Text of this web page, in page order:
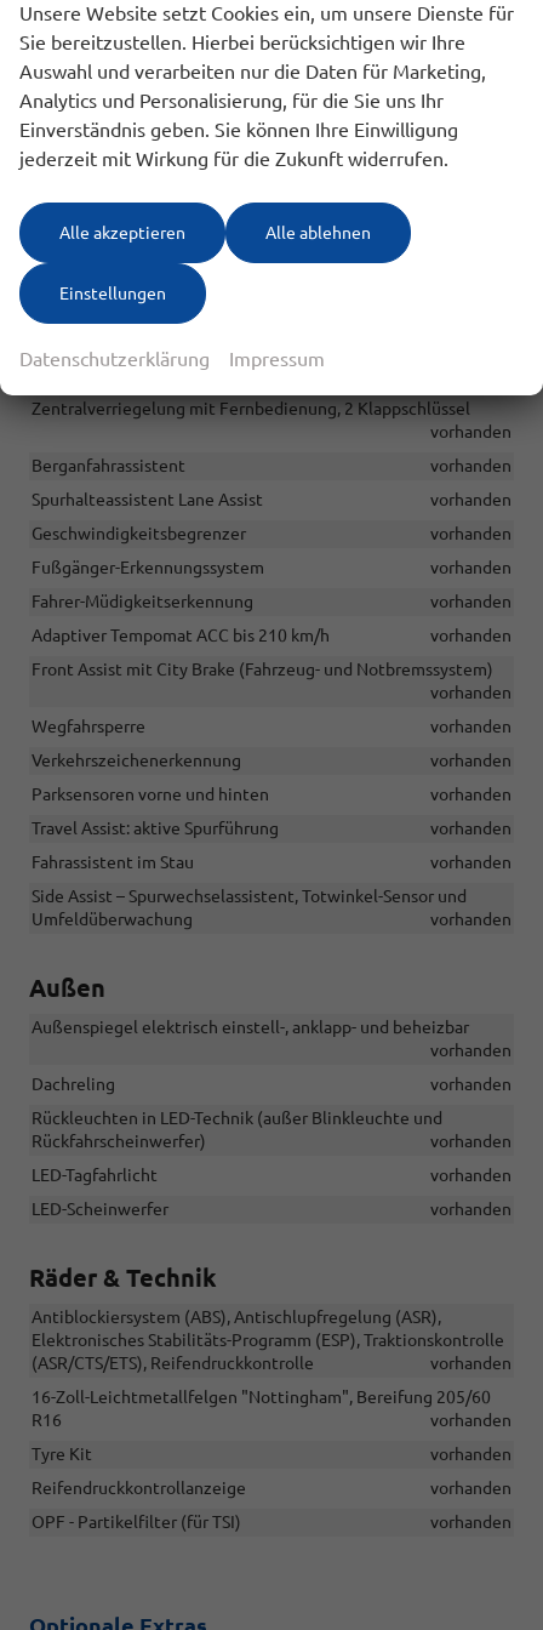
AndroidAuto oder Apple Carplay
vorhanden
DAB+
vorhanden
Digitales Cockpit - 8-Zoll-LCD-Instrumententafel
vorhanden
Sicherheit & Assistenz
vorne, Fahrer- und Beifahrerairbag, Deaktivierungsmöglichkeit
für Beifahrerairbag
Tempomat, Notbremsassistent (City-Safety),
Berganfahrassistent, Spurhalteassistent, Abstandstempomat
adaptiv (ACC), Verkehrzeichenerkennung,
Zentralverriegelung mit Fernbedienung, 2 Klappschlüssel
vorhanden
Berganfahrassistent
vorhanden
Spurhalteassistent Lane Assist
vorhanden
Geschwindigkeitsbegrenzer
vorhanden
Fußgänger-Erkennungssystem
vorhanden
Fahrer-Müdigkeitserkennung
vorhanden
Adaptiver Tempomat ACC bis 210 km/h
vorhanden
Front Assist mit City Brake (Fahrzeug- und Notbremssystem)
vorhanden
Wegfahrsperre
vorhanden
Verkehrszeichenerkennung
vorhanden
Parksensoren vorne und hinten
vorhanden
Travel Assist: aktive Spurführung
vorhanden
Fahrassistent im Stau
vorhanden
Side Assist – Spurwechselassistent, Totwinkel-Sensor und
Umfeldüberwachung
vorhanden
Außen
Außenspiegel elektrisch einstell-, anklapp- und beheizbar
vorhanden
Dachreling
vorhanden
Rückleuchten in LED-Technik (außer Blinkleuchte und
Rückfahrscheinwerfer)
vorhanden
LED-Tagfahrlicht
vorhanden
LED-Scheinwerfer
vorhanden
Räder & Technik
Antiblockiersystem (ABS), Antischlupfregelung (ASR),
Elektronisches Stabilitäts-Programm (ESP), Traktionskontrolle
(ASR/CTS/ETS), Reifendruckkontrolle
vorhanden
16-Zoll-Leichtmetallfelgen "Nottingham", Bereifung 205/60
R16
vorhanden
Tyre Kit
vorhanden
Reifendruckkontrollanzeige
vorhanden
OPF - Partikelfilter (für TSI)
vorhanden
Unsere Website setzt Cookies ein, um unsere Dienste für
Sie bereitzustellen. Hierbei berücksichtigen wir Ihre
Auswahl und verarbeiten nur die Daten für Marketing,
Analytics und Personalisierung, für die Sie uns Ihr
Einverständnis geben. Sie können Ihre Einwilligung
jederzeit mit Wirkung für die Zukunft widerrufen.
Alle akzeptieren Alle ablehnen
Einstellungen
Datenschutzerklärung Impressum